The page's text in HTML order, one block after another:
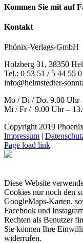
Kommen Sie mit auf
Kontakt
Phönix-Verlags-GmbH
Holzberg 31, 38350
Tel.: 0 53 51 / 5 44 55 0
info@helmstedter-
Mo / Di / Do. 9.00 Uhr
Mi / Fr / 9.00 Uhr –
Copyright 2019
Impressum |
Page load link
Diese Website
Cookies nur noch den
GoogleMaps-Karten,
Facebook und
Rechten als Benutzer
Sie können Ihre
widerrufen.